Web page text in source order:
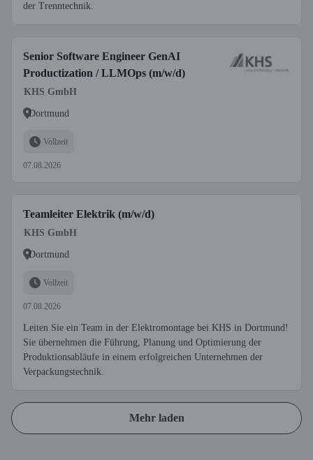
der Trenntechnik.
Senior Software Engineer GenAI
Productization / LLMOps (m/w/d)
KHS GmbH
Dortmund
Vollzeit
07.08.2026
Teamleiter Elektrik (m/w/d)
KHS GmbH
Dortmund
Vollzeit
07.08.2026
Leiten Sie ein Team in der Elektromontage bei KHS in Dortmund!
Sie übernehmen die Führung, Planung und Optimierung der
Produktionsabläufe in einem erfolgreichen Unternehmen der
Verpackungstechnik.
Mehr laden